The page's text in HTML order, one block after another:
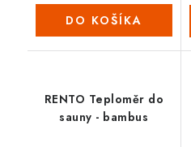
DO KOŠÍKA
RENTO Teploměr do
sauny - bambus